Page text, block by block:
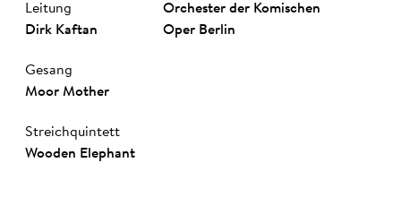
Leitung
Dirk Kaf­tan
Gesang
Moor Mother
Streichquintett
Wooden Elephant
Or­ches­ter­ der­ Ko­misch­en
Oper Ber­lin